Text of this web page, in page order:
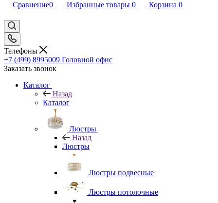
Сравнение0 Избранные товары 0 Корзина 0
Телефоны
+7 (499) 8995009 Головной офис
Заказать звонок
Каталог
Назад
Каталог
Люстры
Назад
Люстры
Люстры подвесные
Люстры потолочные